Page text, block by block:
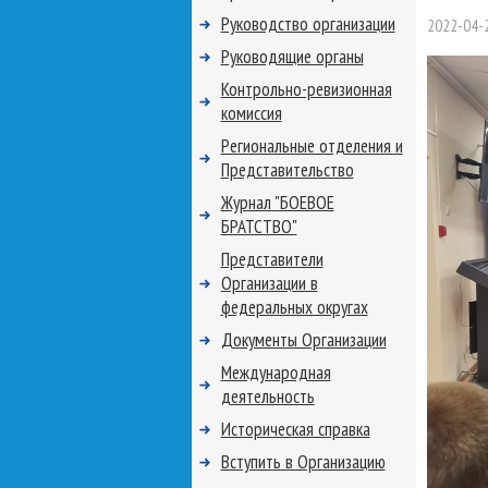
2022-04-
Руководство организации
Руководящие органы
Контрольно-ревизионная
комиссия
Региональные отделения и
Представительство
Журнал "БОЕВОЕ
БРАТСТВО"
Представители
Организации в
федеральных округах
Документы Организации
Международная
деятельность
Историческая справка
Вступить в Организацию